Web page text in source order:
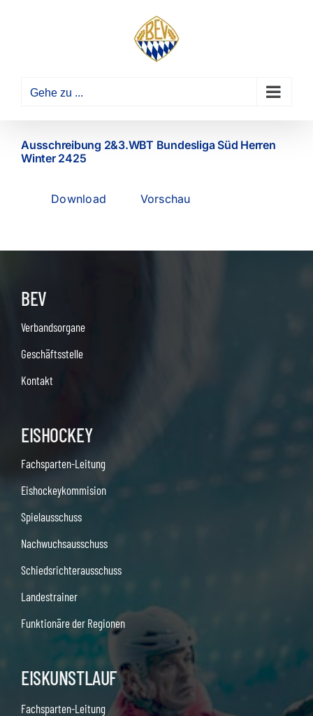
Gehe zu ...
Ausschreibung 2&3.WBT Bundesliga Süd Herren
Winter 2425
Download Vorschau
BEV
Verbandsorgane
Geschäftsstelle
Kontakt
EISHOCKEY
Fachsparten-Leitung
Eishockeykommision
Spielausschuss
Nachwuchsausschuss
Schiedsrichterausschuss
Landestrainer
Funktionäre der Regionen
EISKUNSTLAUF
Fachsparten-Leitung